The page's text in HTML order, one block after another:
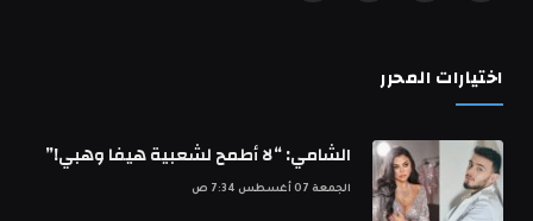
اختيارات المحرر
الشامي: “لا أطمح لشعبية هيفا وهبي!”
الجمعة 07 أغسطس 7:34 ص